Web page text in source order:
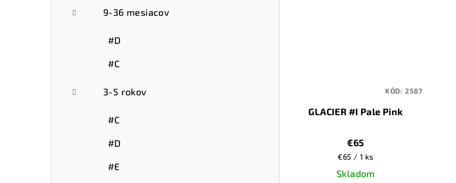
9-36 mesiacov
#D
#C
3-5 rokov
#C
#D
#E
GLACIER #I Pale Pink
€65
Jednotková
cena:
€65 / 1 ks
Skladom
KÓD: 2587